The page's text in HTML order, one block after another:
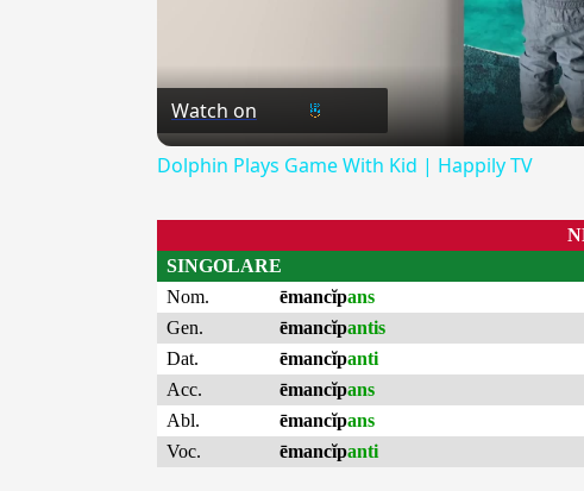
Watch on
Dolphin Plays Game With Kid | Happily TV
SINGOLARE
Nom.
ēmancĭpans
Gen.
ēmancĭpantis
Dat.
ēmancĭpanti
Acc.
ēmancĭpans
Abl.
ēmancĭpans
Voc.
ēmancĭpanti